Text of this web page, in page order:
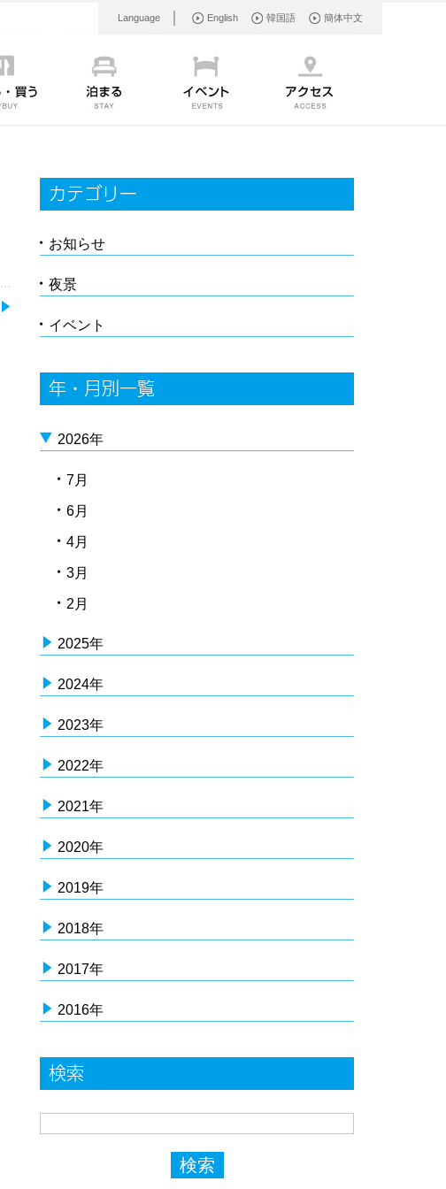
Language English 韓国語 簡体中文
カテゴリー
お知らせ
夜景
イベント
年・月別一覧
2026年
7月
6月
4月
3月
2月
2025年
2024年
2023年
2022年
2021年
2020年
2019年
2018年
2017年
2016年
検索